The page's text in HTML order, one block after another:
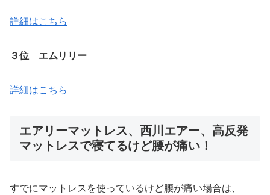
詳細はこちら
３位 エムリリー
詳細はこちら
エアリーマットレス、西川エアー、高反発
マットレスで寝てるけど腰が痛い！
すでにマットレスを使っているけど腰が痛い場合は、